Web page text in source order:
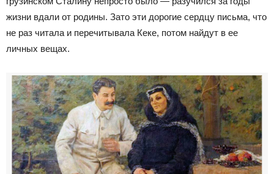
жизни вдали от родины. Зато эти дорогие сердцу письма, что
не раз читала и перечитывала Кеке, потом найдут в ее
личных вещах.